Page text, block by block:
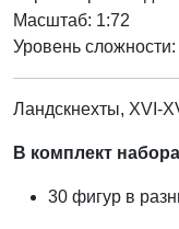
Масштаб: 1:72
Уровень
Ландскнехты, XVI-
В комплект
30 фигур в